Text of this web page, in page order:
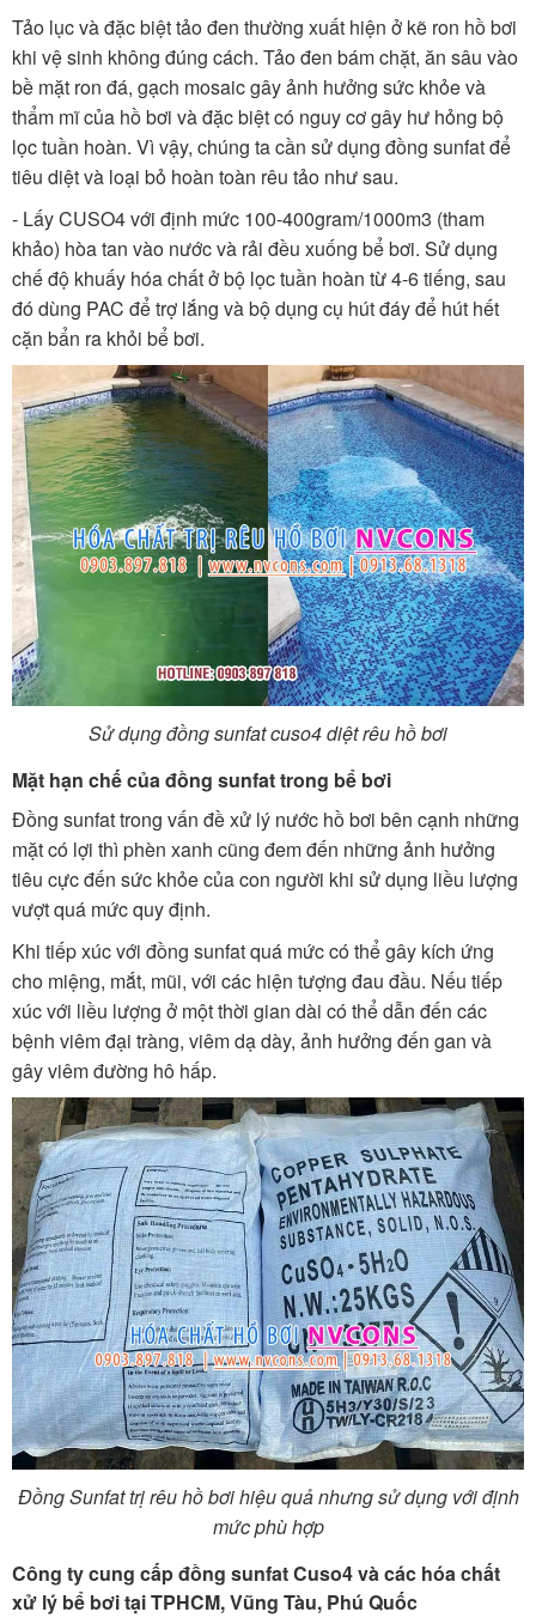
Tảo lục và đặc biệt tảo đen thường xuất hiện ở kẽ ron hồ bơi
khi vệ sinh không đúng cách. Tảo đen bám chặt, ăn sâu vào
bề mặt ron đá, gạch mosaic gây ảnh hưởng sức khỏe và
thẩm mĩ của hồ bơi và đặc biệt có nguy cơ gây hư hỏng bộ
lọc tuần hoàn. Vì vậy, chúng ta cần sử dụng đồng sunfat để
tiêu diệt và loại bỏ hoàn toàn rêu tảo như sau.
- Lấy CUSO4 với định mức 100-400gram/1000m3 (tham
khảo) hòa tan vào nước và rải đều xuống bể bơi. Sử dụng
chế độ khuấy hóa chất ở bộ lọc tuần hoàn từ 4-6 tiếng, sau
đó dùng PAC để trợ lắng và bộ dụng cụ hút đáy để hút hết
cặn bẩn ra khỏi bể bơi.
Sử dụng đồng sunfat cuso4 diệt rêu hồ bơi
Mặt hạn chế của đồng sunfat trong bể bơi
Đồng sunfat trong vấn đề xử lý nước hồ bơi bên cạnh những
mặt có lợi thì phèn xanh cũng đem đến những ảnh hưởng
tiêu cực đến sức khỏe của con người khi sử dụng liều lượng
vượt quá mức quy định.
Khi tiếp xúc với đồng sunfat quá mức có thể gây kích ứng
cho miệng, mắt, mũi, với các hiện tượng đau đầu. Nếu tiếp
xúc với liều lượng ở một thời gian dài có thể dẫn đến các
bệnh viêm đại tràng, viêm dạ dày, ảnh hưởng đến gan và
gây viêm đường hô hấp.
Đồng Sunfat trị rêu hồ bơi hiệu quả nhưng sử dụng với định
mức phù hợp
Công ty cung cấp đồng sunfat Cuso4 và các hóa chất
xử lý bể bơi tại TPHCM, Vũng Tàu, Phú Quốc